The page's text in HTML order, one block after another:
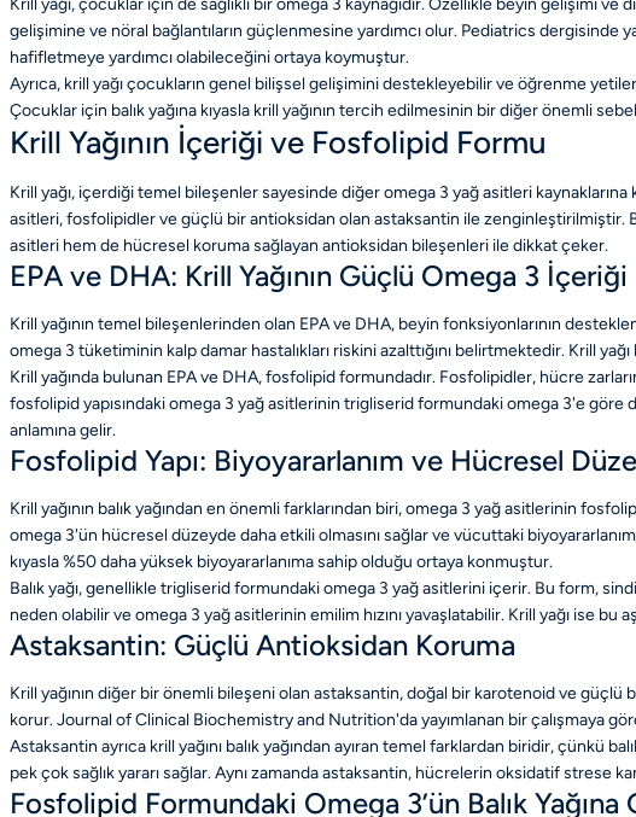
Krill yağı, çocuklar için de sağlıklı bir omega 3 kaynağıdır. Özellikle beyin gelişimi
gelişimine ve nöral bağlantıların güçlenmesine yardımcı olur. Pediatrics
hafifletmeye yardımcı olabileceğini ortaya koymuştur.
Ayrıca, krill yağı çocukların genel bilişsel gelişimini destekleyebilir ve öğrenme
Çocuklar için balık yağına kıyasla krill yağının tercih edilmesinin bir diğer önemli
Krill Yağının İçeriği ve Fosfolipid Formu
Krill yağı, içerdiği temel bileşenler sayesinde diğer omega 3 yağ asitleri
asitleri, fosfolipidler ve güçlü bir antioksidan olan astaksantin ile zenginleştirilmiştir. Bu
asitleri hem de hücresel koruma sağlayan antioksidan bileşenleri ile dikkat çeker.
EPA ve DHA: Krill Yağının Güçlü Omega 3 İçeriği
Krill yağının temel bileşenlerinden olan EPA ve DHA, beyin fonksiyonlarının
omega 3 tüketiminin kalp damar hastalıkları riskini azalttığını belirtmektedir. Krill
Krill yağında bulunan EPA ve DHA, fosfolipid formundadır. Fosfolipidler, hücre
fosfolipid yapısındaki omega 3 yağ asitlerinin trigliserid formundaki omega 3'e göre
anlamına gelir.
Fosfolipid Yapı: Biyoyararlanım ve Hücresel
Krill yağının balık yağından en önemli farklarından biri, omega 3 yağ asitlerinin
omega 3'ün hücresel düzeyde daha etkili olmasını sağlar ve vücuttaki
kıyasla %50 daha yüksek biyoyararlanıma sahip olduğu ortaya konmuştur.
Balık yağı, genellikle trigliserid formundaki omega 3 yağ asitlerini içerir. Bu form,
neden olabilir ve omega 3 yağ asitlerinin emilim hızını yavaşlatabilir. Krill yağı ise
Astaksantin: Güçlü Antioksidan Koruma
Krill yağının diğer bir önemli bileşeni olan astaksantin, doğal bir karotenoid ve güçlü
korur. Journal of Clinical Biochemistry and Nutrition'da yayımlanan bir çalışmaya
Astaksantin ayrıca krill yağını balık yağından ayıran temel farklardan biridir, çünkü
pek çok sağlık yararı sağlar. Aynı zamanda astaksantin, hücrelerin oksidatif strese
Fosfolipid Formundaki Omega 3’ün Balık Yağına